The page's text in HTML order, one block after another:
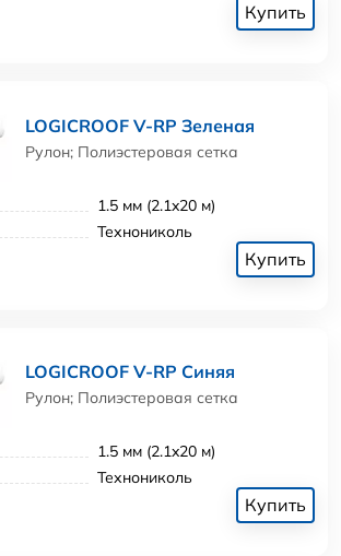
Купить
LOGICROOF V-RP Зеленая
Рулон; Полиэстеровая сетка
1.5 мм (2.1x20 м)
Технониколь
Купить
LOGICROOF V-RP Синяя
Рулон; Полиэстеровая сетка
1.5 мм (2.1x20 м)
Технониколь
Купить